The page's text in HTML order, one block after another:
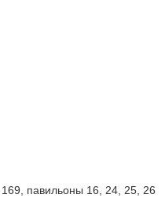
павильоны 16, 24, 25, 26